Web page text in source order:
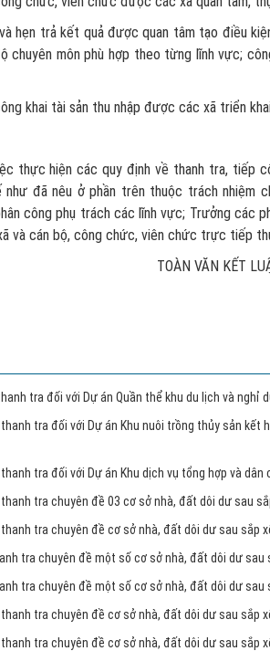
hẹn trả kết quả được quan tâm tạo điều
chuyên môn phù hợp theo từng lĩnh vực;
khai tài sản thu nhập được các xã triển
thực hiện các quy định về thanh tra, tiếp
đã nêu ở phần trên thuộc trách nhiệm
công phụ trách các lĩnh vực; Trưởng các
và cán bộ, công chức, viên chức trực tiếp
TOÀN VĂN KẾT
tra đối với Dự án Quần thể khu du lịch và nghỉ
tra đối với Dự án Khu nuôi trồng thủy sản kết
tra đối với Dự án Khu dịch vụ tổng hợp và dân
tra chuyên đề 03 cơ sở nhà, đất dôi dư sau
tra chuyên đề cơ sở nhà, đất dôi dư sau sắp
tra chuyên đề một số cơ sở nhà, đất dôi dư
tra chuyên đề một số cơ sở nhà, đất dôi dư
tra chuyên đề cơ sở nhà, đất dôi dư sau sắp
tra chuyên đề cơ sở nhà, đất dôi dư sau sắp